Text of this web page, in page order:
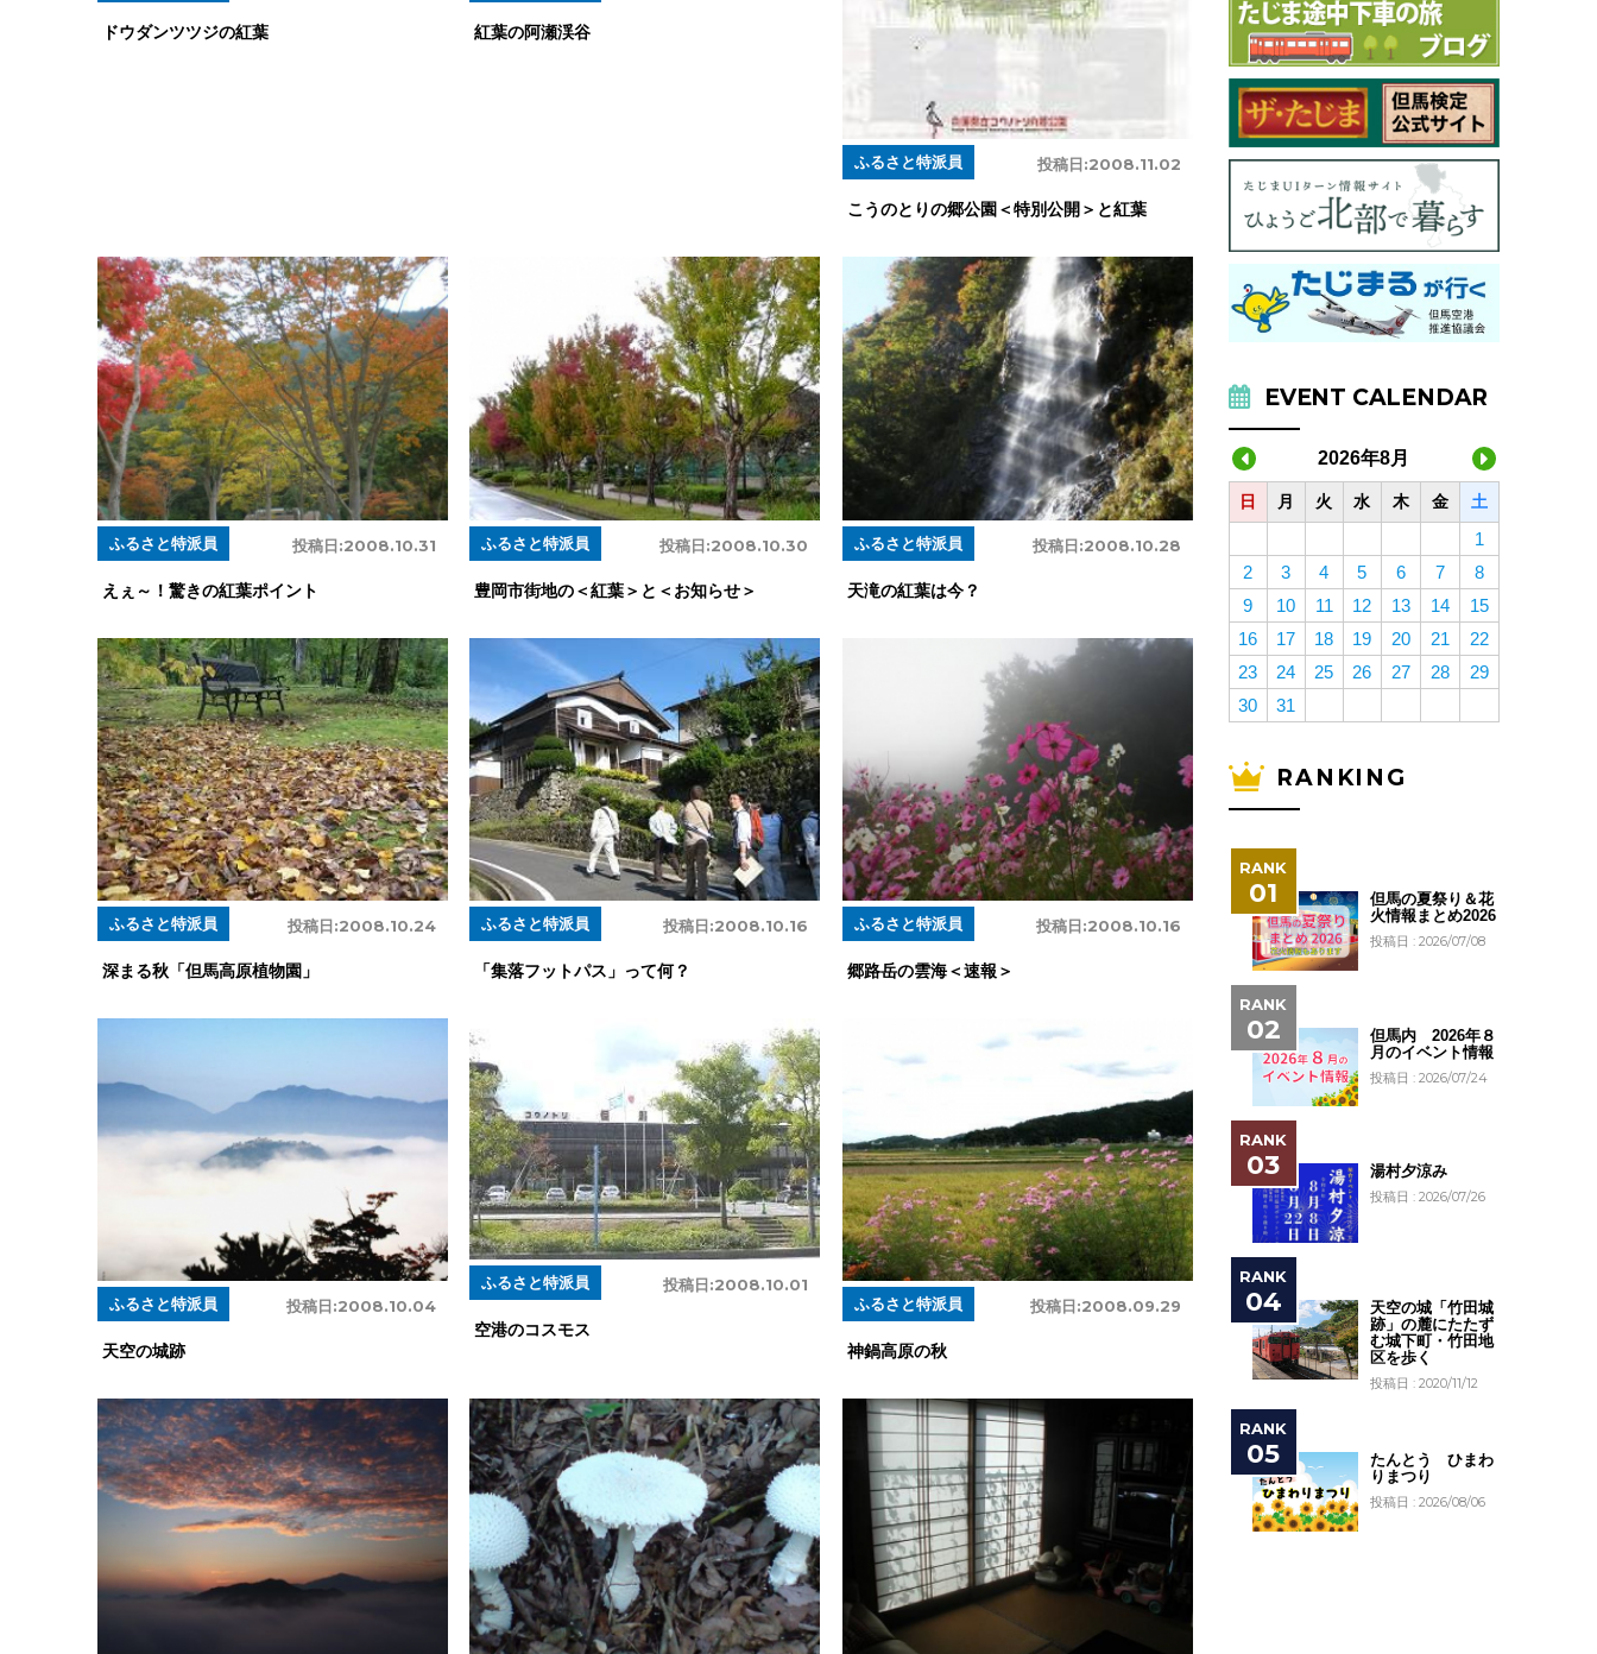
ドウダンツツジの紅葉 紅葉の阿瀬渓谷
投稿日:2008.11.02
ふるさと特派員
こうのとりの郷公園＜特別公開＞と紅葉
投稿日:2008.10.31
ふるさと特派員
えぇ～！驚きの紅葉ポイント
投稿日:2008.10.30
ふるさと特派員
豊岡市街地の＜紅葉＞と＜お知らせ＞
投稿日:2008.10.28
ふるさと特派員
天滝の紅葉は今？
投稿日:2008.10.24
ふるさと特派員
深まる秋「但馬高原植物園」
投稿日:2008.10.16
ふるさと特派員
「集落フットパス」って何？
投稿日:2008.10.16
ふるさと特派員
郷路岳の雲海＜速報＞
投稿日:2008.10.04
ふるさと特派員
天空の城跡
投稿日:2008.10.01
ふるさと特派員
空港のコスモス
投稿日:2008.09.29
ふるさと特派員
神鍋高原の秋
EVENT CALENDAR
2026年8月
日 月 火 水 木 金 土
1
2
3 4 5 6 7
8
9
10 11 12 13 14
15
16
17 18 19 20 21
22
23
24 25 26 27 28
29
30
31
RANKING
但馬の夏祭り＆花
火情報まとめ2026
投稿日 : 2026/07/08
但馬内 2026年８
月のイベント情報
投稿日 : 2026/07/24
湯村夕涼み
投稿日 : 2026/07/26
天空の城「竹田城
跡」の麓にたたず
む城下町・竹田地
区を歩く
投稿日 : 2020/11/12
たんとう ひまわ
りまつり
投稿日 : 2026/08/06